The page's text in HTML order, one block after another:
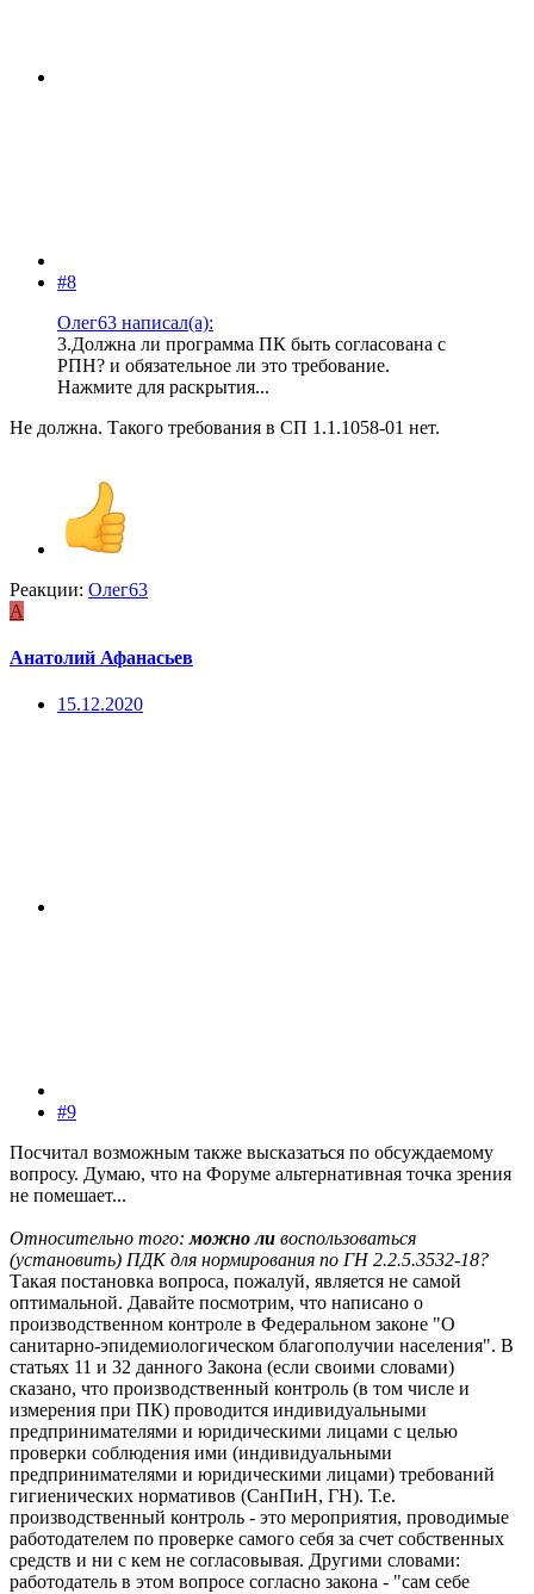
#8
Олег63 написал(а):
3.Должна ли программа ПК быть согласована с
РПН? и обязательное ли это требование.
Нажмите для раскрытия...
Не должна. Такого требования в СП 1.1.1058-01 нет.
Реакции: Олег63
А
Анатолий Афанасьев
15.12.2020
#9
Посчитал возможным также высказаться по обсуждаемому
вопросу. Думаю, что на Форуме альтернативная точка зрения
не помешает...
Относительно того: можно ли воспользоваться
(установить) ПДК для нормирования по ГН 2.2.5.3532-18?
Такая постановка вопроса, пожалуй, является не самой
оптимальной. Давайте посмотрим, что написано о
производственном контроле в Федеральном законе "О
санитарно-эпидемиологическом благополучии населения". В
статьях 11 и 32 данного Закона (если своими словами)
сказано, что производственный контроль (в том числе и
измерения при ПК) проводится индивидуальными
предпринимателями и юридическими лицами с целью
проверки соблюдения ими (индивидуальными
предпринимателями и юридическими лицами) требований
гигиенических нормативов (СанПиН, ГН). Т.е.
производственный контроль - это мероприятия, проводимые
работодателем по проверке самого себя за счет собственных
средств и ни с кем не согласовывая. Другими словами:
работодатель в этом вопросе согласно закона - "сам себе